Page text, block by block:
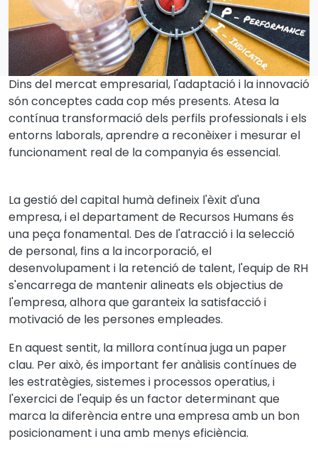
Dins del mercat empresarial, l'adaptació i la innovació
són conceptes cada cop més presents. Atesa la
contínua transformació dels perfils professionals i els
entorns laborals, aprendre a reconèixer i mesurar el
funcionament real de la companyia és essencial.
La gestió del capital humà defineix l'èxit d'una
empresa, i el departament de Recursos Humans és
una peça fonamental. Des de l'atracció i la selecció
de personal, fins a la incorporació, el
desenvolupament i la retenció de talent, l'equip de RH
s'encarrega de mantenir alineats els objectius de
l'empresa, alhora que garanteix la satisfacció i
motivació de les persones empleades.
En aquest sentit, la millora contínua juga un paper
clau. Per això, és important fer anàlisis contínues de
les estratègies, sistemes i processos operatius, i
l'exercici de l'equip és un factor determinant que
marca la diferència entre una empresa amb un bon
posicionament i una amb menys eficiència.